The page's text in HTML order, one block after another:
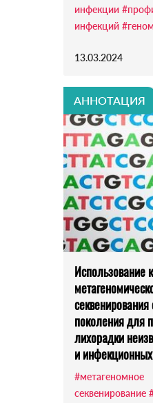
инфекции
инфекций
13.03.2024
АННОТАЦИЯ
Использование
поколения для
лихорадки
и
#метагеномное
секвенирование